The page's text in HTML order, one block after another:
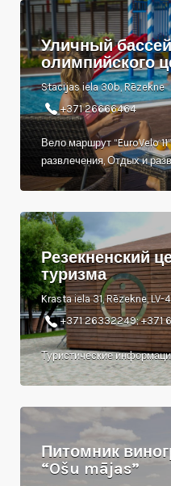
Уличный
олимпийского
Stacijas iela 30b, Rēzekne
+371 26666464
Вело маршрут “EuroVelo
развлечения, Отдых и
Резекненский
туризма
Krasta iela 31, Rēzekne, LV-
+371 26332249; +371
Туристические
Питомник
“Ošu mājas”